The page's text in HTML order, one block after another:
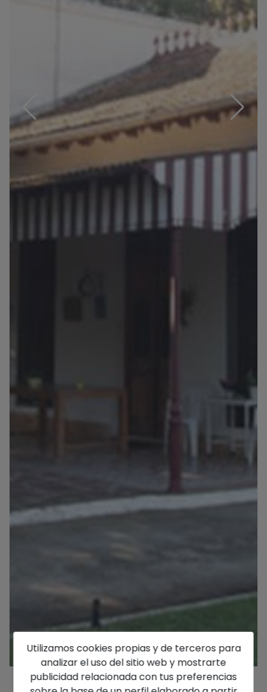
Utilizamos cookies propias y de terceros para
analizar el uso del sitio web y mostrarte
publicidad relacionada con tus preferencias